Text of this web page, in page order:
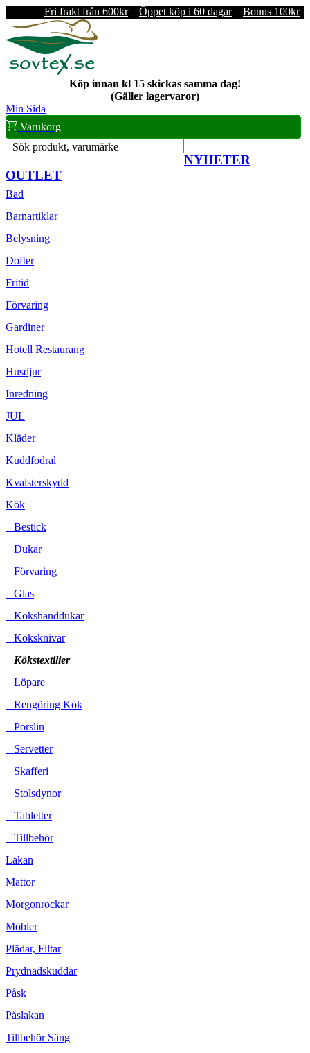
Fri frakt från 600kr Öppet köp i 60 dagar Bonus 100kr
Köp innan kl 15 skickas samma dag!
(Gäller lagervaror)
Min Sida
Varukorg
Sök produkt, varumärke
NYHETER
OUTLET
Bad
Barnartiklar
Belysning
Dofter
Fritid
Förvaring
Gardiner
Hotell Restaurang
Husdjur
Inredning
JUL
Kläder
Kuddfodral
Kvalsterskydd
Kök
Bestick
Dukar
Förvaring
Glas
Kökshanddukar
Köksknivar
Kökstextilier
Löpare
Rengöring Kök
Porslin
Servetter
Skafferi
Stolsdynor
Tabletter
Tillbehör
Lakan
Mattor
Morgonrockar
Möbler
Plädar, Filtar
Prydnadskuddar
Påsk
Påslakan
Tillbehör Säng